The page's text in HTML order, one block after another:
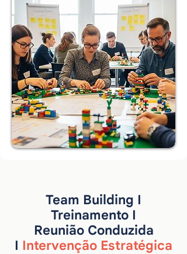
Team Building I
Treinamento I
Reunião Conduzida
I Intervenção Estratégica